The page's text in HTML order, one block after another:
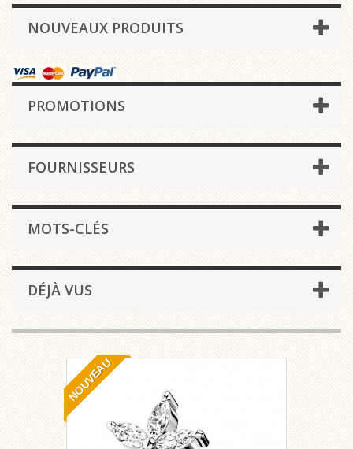
NOUVEAUX PRODUITS
PROMOTIONS
FOURNISSEURS
MOTS-CLÉS
DÉJÀ VUS
NOUVEAU